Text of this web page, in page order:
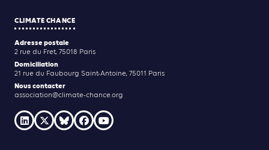
CLIMATE CHANCE
Adresse postale
2 rue du Fret, 75018 Paris
Domiciliation
21 rue du Faubourg Saint-Antoine, 75011 Paris
Nous contacter
association@climate-chance.org